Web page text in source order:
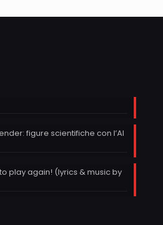
figure scientifiche con l’AI
play again! (lyrics & music by